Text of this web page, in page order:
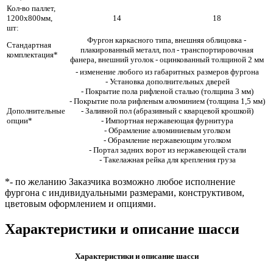
Кол-во паллет,
1200х800мм,
шт:
14 18
Стандартная
комплектация*
Фургон каркасного типа, внешняя облицовка -
плакированный металл, пол - транспортировочная
фанера, внешний уголок - оцинкованный толщиной 2 мм
Дополнительные
опции*
- изменение любого из габаритных размеров фургона
- Установка дополнительных дверей
- Покрытие пола рифленой сталью (толщина 3 мм)
- Покрытие пола рифленым алюминием (толщина 1,5 мм)
- Заливной пол (абразивный с кварцевой крошкой)
- Импортная нержавеющая фурнитура
- Обрамление алюминиевым уголком
- Обрамление нержавеющим уголком
- Портал задних ворот из нержавеющей стали
- Такелажная рейка для крепления груза
*- по желанию Заказчика возможно любое исполнение
фургона с индивидуальными размерами, конструктивом,
цветовым оформлением и опциями.
Характеристики и описание шасси
Характеристики и описание шасси